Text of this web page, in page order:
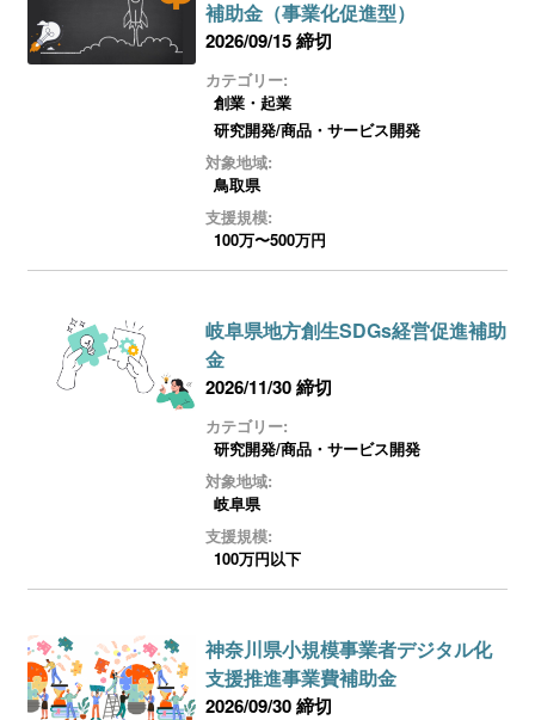
補助金（事業化促進型）
2026/09/15 締切
カテゴリー:
創業・起業
研究開発/商品・サービス開発
対象地域:
鳥取県
支援規模:
100万〜500万円
岐阜県地方創生SDGs経営促進補助
金
2026/11/30 締切
カテゴリー:
研究開発/商品・サービス開発
対象地域:
岐阜県
支援規模:
100万円以下
神奈川県小規模事業者デジタル化
支援推進事業費補助金
2026/09/30 締切